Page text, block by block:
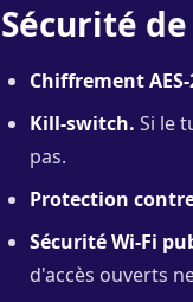
Sécurité
Chiffrement AES-
Kill-switch. Si le
pas.
Protection
Sécurité Wi-Fi
d'accès ouverts